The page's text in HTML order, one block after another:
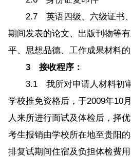
2.7 英语四级、六级证书、
期间发表的论文、出版刊物等
平、思想品德、工作成果材料
3 接收程序：
3.1 我所对申请人材料初审
学校推免资格后，于2009年10
人来所进行面试及体检后，择
考生报销由学校所在地至贵阳
排复试期间住宿及负担体检费用